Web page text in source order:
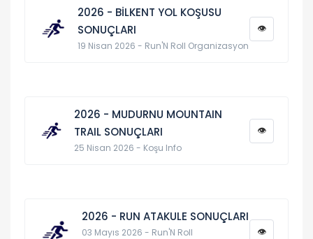
2026 - BİLKENT YOL KOŞUSU
SONUÇLARI
19 Nisan 2026 - Run'N Roll Organizasyon
👁
2026 - MUDURNU MOUNTAIN
TRAIL SONUÇLARI
25 Nisan 2026 - Koşu Info
👁
2026 - RUN ATAKULE SONUÇLARI
03 Mayıs 2026 - Run'N Roll
👁